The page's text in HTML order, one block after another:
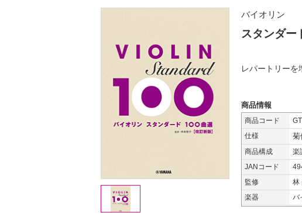
バイオリン
スタンダー
レパートリーを
商品情報
商品コード
仕様
菊
商品構成
楽
JANコード
監修
林
楽器
バ